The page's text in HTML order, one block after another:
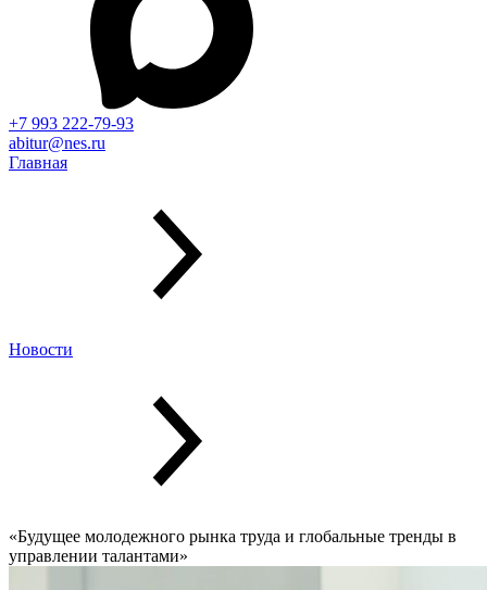
+7 993 222-79-93
abitur@nes.ru
Главная
Новости
«Будущее молодежного рынка труда и глобальные тренды в
управлении талантами»